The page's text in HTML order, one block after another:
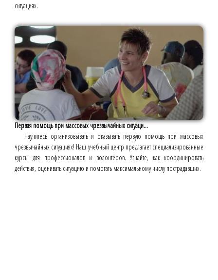
ситуациях.
Первая помощь при массовых чрезвычайных ситуаци...
Научитесь организовывать и оказывать первую помощь при массовых
чрезвычайных ситуациях! Наш учебный центр предлагает специализированные
курсы для профессионалов и волонтёров. Узнайте, как координировать
действия, оценивать ситуацию и помогать максимальному числу пострадавших.